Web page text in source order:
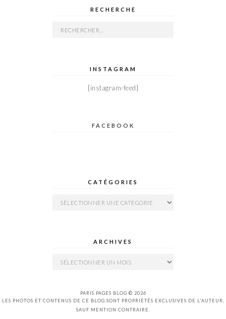
RECHERCHE
Rechercher :
INSTAGRAM
[instagram-feed]
FACEBOOK
CATÉGORIES
Catégories
ARCHIVES
Archives
PARIS PAGES BLOG © 2026
LES PHOTOS ET CONTENUS DE CE BLOG SONT PROPRIÉTÉS EXCLUSIVES DE L'AUTEUR,
SAUF MENTION CONTRAIRE.